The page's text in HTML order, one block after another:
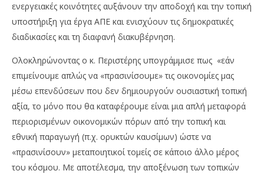
ενεργειακές κοινότητες αυξάνουν την αποδοχή και την τοπική
υποστήριξη για έργα ΑΠΕ και ενισχύουν τις δημοκρατικές
διαδικασίες και τη διαφανή διακυβέρνηση.
Ολοκληρώνοντας ο κ. Περιστέρης υπογράμμισε πως «εάν
επιμείνουμε απλώς να «πρασινίσουμε» τις οικονομίες μας
μέσω επενδύσεων που δεν δημιουργούν ουσιαστική τοπική
αξία, το μόνο που θα καταφέρουμε είναι μια απλή μεταφορά
περιορισμένων οικονομικών πόρων από την τοπική και
εθνική παραγωγή (π.χ. ορυκτών καυσίμων) ώστε να
«πρασινίσουν» μεταποιητικοί τομείς σε κάποιο άλλο μέρος
του κόσμου. Με αποτέλεσμα, την αποξένωση των τοπικών